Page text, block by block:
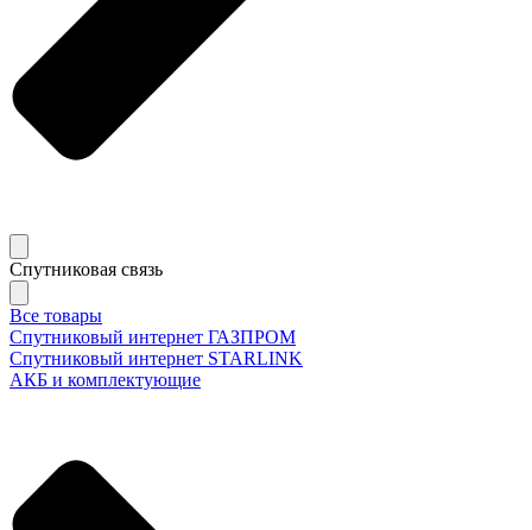
Спутниковая связь
Все товары
Спутниковый интернет ГАЗПРОМ
Спутниковый интернет STARLINK
АКБ и комплектующие